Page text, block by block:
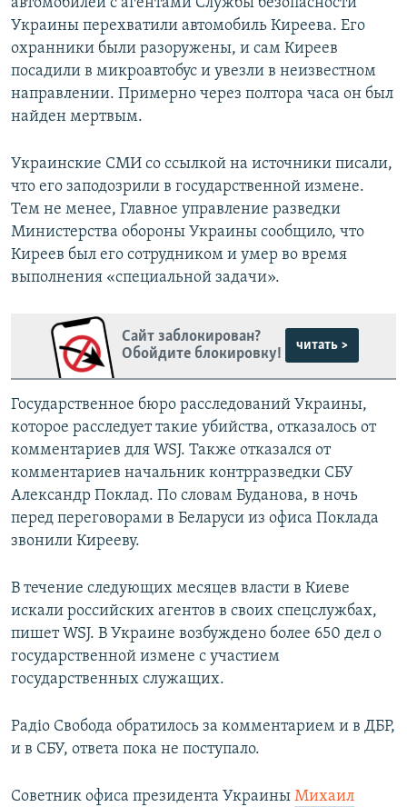
Украины перехватили автомобиль Киреева. Его
охранники были разоружены, и сам Киреев
посадили в микроавтобус и увезли в неизвестном
направлении. Примерно через полтора часа он был
найден мертвым.
Украинские СМИ со ссылкой на источники писали,
что его заподозрили в государственной измене.
Тем не менее, Главное управление разведки
Министерства обороны Украины сообщило, что
Киреев был его сотрудником и умер во время
выполнения «специальной задачи».
Сайт заблокирован?
Обойдите блокировку!
читать >
Государственное бюро расследований Украины,
которое расследует такие убийства, отказалось от
комментариев для WSJ. Также отказался от
комментариев начальник контрразведки СБУ
Александр Поклад. По словам Буданова, в ночь
перед переговорами в Беларуси из офиса Поклада
звонили Кирееву.
В течение следующих месяцев власти в Киеве
искали российских агентов в своих спецслужбах,
пишет WSJ. В Украине возбуждено более 650 дел о
государственной измене с участием
государственных служащих.
Радіо Свобода обратилось за комментарием и в ДБР,
и в СБУ, ответа пока не поступало.
Советник офиса президента Украины Михаил